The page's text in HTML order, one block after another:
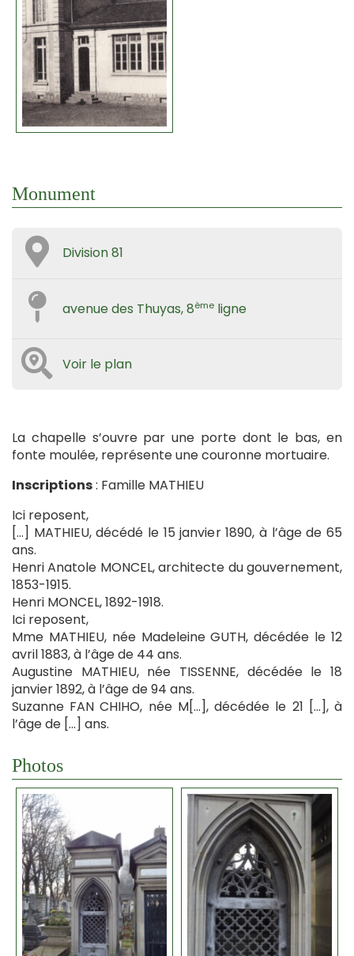
Monument
Division 81
avenue des Thuyas, 8ème ligne
Voir le plan
La chapelle s’ouvre par une porte dont le bas, en
fonte moulée, représente une couronne mortuaire.
Inscriptions: Famille MATHIEU
Ici reposent,
[…] MATHIEU, décédé le 15 janvier 1890, à l’âge de 65
ans.
Henri Anatole MONCEL, architecte du gouvernement,
1853-1915.
Henri MONCEL, 1892-1918.
Ici reposent,
Mme MATHIEU, née Madeleine GUTH, décédée le 12
avril 1883, à l’âge de 44 ans.
Augustine MATHIEU, née TISSENNE, décédée le 18
janvier 1892, à l’âge de 94 ans.
Suzanne FAN CHIHO, née M[…], décédée le 21 […], à
l’âge de […] ans.
Photos